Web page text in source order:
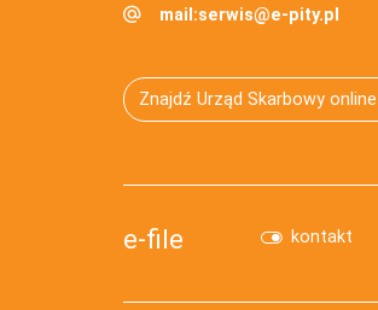
mail:serwis@e-pity.pl
Znajdź Urząd Skarbowy online
e-file kontakt